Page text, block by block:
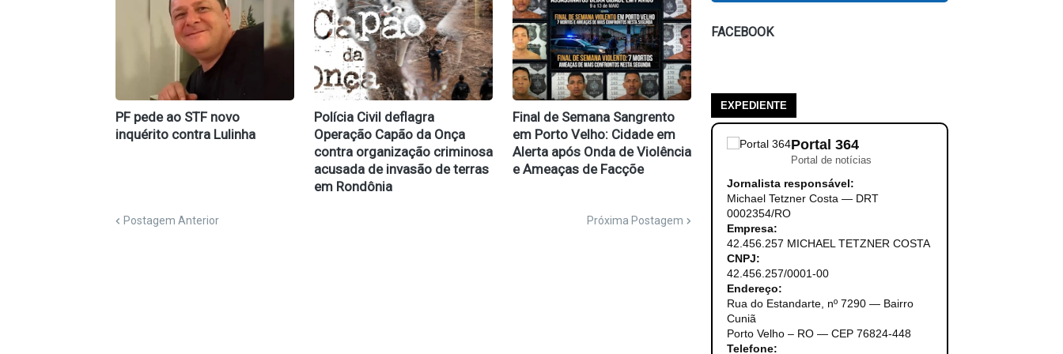
PF pede ao STF novo
inquérito contra Lulinha
Polícia Civil deflagra
Operação Capão da Onça
contra organização criminosa
acusada de invasão de terras
em Rondônia
Final de Semana Sangrento
em Porto Velho: Cidade em
Alerta após Onda de Violência
e Ameaças de Facçõe
Postagem Anterior Próxima Postagem
FACEBOOK
EXPEDIENTE
Portal 364
Portal de notícias
Jornalista responsável:
Michael Tetzner Costa — DRT
0002354/RO
Empresa:
42.456.257 MICHAEL TETZNER COSTA
CNPJ:
42.456.257/0001-00
Endereço:
Rua do Estandarte, nº 7290 — Bairro
Cuniã
Porto Velho – RO — CEP 76824-448
Telefone: